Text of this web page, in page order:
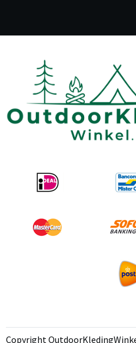
Copyright